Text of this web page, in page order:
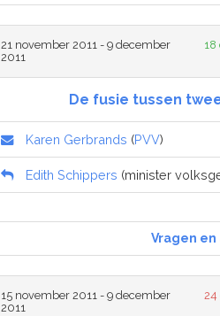
21 november 2011 - 9 december
2011
18
De fusie tussen
Karen Gerbrands (PVV)
Edith Schippers (minister
Vragen
15 november 2011 - 9 december
2011
24